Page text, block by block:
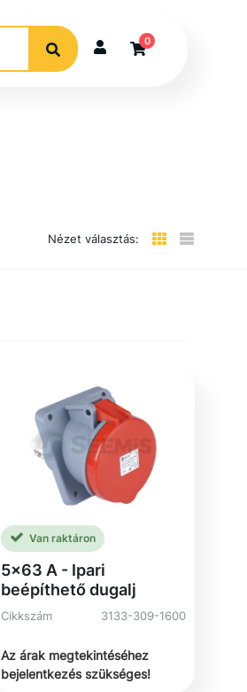
0
Nézet választás:
Van raktáron
5x63 A - Ipari
beépíthető dugalj
Cikkszám 3133-309-1600
Az árak megtekintéséhez
bejelentkezés szükséges!